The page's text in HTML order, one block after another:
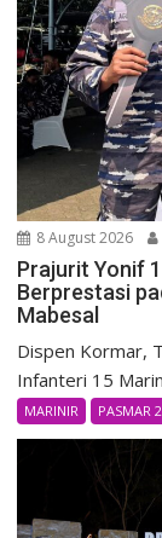
8 August 2026
Prajurit Yonif
Berprestasi
Mabesal
Dispen Kormar,
Infanteri 15
MARINIR PASMAR 2